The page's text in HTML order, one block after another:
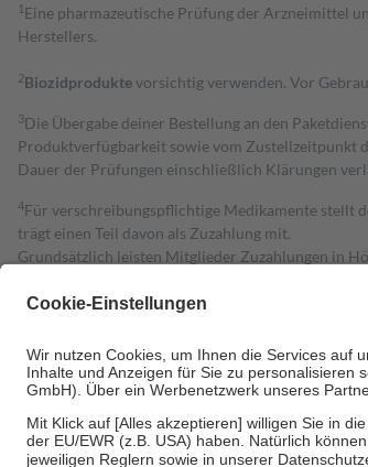
1 Eine pharmazeutische Prüfung der Arzneimittel
Herstellers.
2Biozidproduktevorsichtig verwenden. Vor
3Die Übergabe deiner Bestellung an den
Produktverfügbarkeit sowie vom Zustellzeitpunkt
Dauer der Prüfungen einschließlich Klärungen
4Für verschreibungspflichtige Medikamente stellt
trägt einen Teil davon als Zuzahlung mit.
Grundsätzlich leisten Mitglieder Zuzahlungen in
Diese Regeln gelten grundsätzlich auch für Online-
Um das Engagement der Versicherten für ihre
• Kindern und Jugendlichen bis zum vollendeten
• Untersuchungen zur Vorsorge und
• empfohlenen Schutzimpfungen
• Harn- und Blutteststreifen